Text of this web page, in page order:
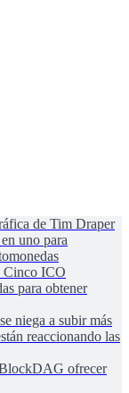
de Tim Draper
uno para
Cinco ICO
para obtener
niega a subir más
reaccionando las
ofrecer